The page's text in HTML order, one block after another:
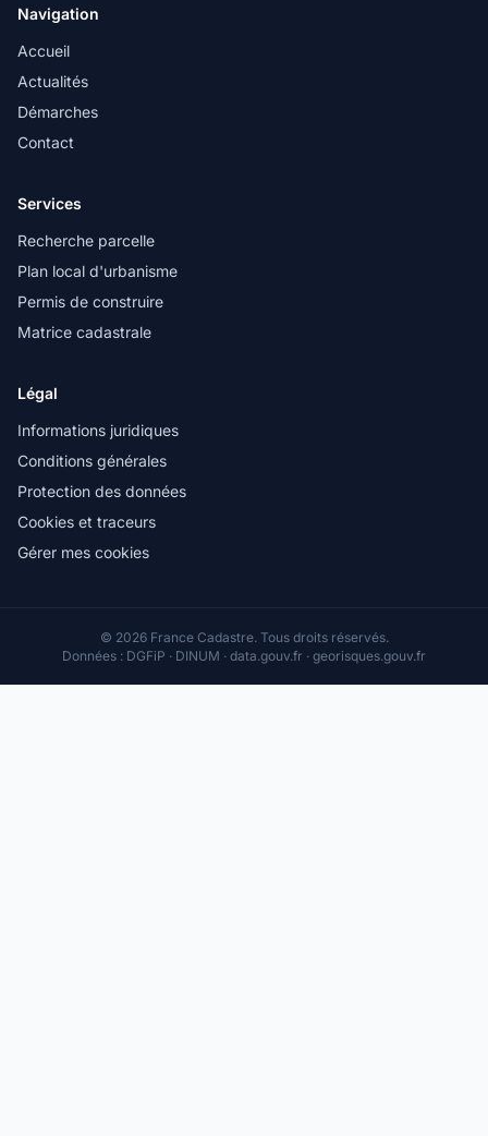
Navigation
Accueil
Actualités
Démarches
Contact
Services
Recherche parcelle
Plan local d'urbanisme
Permis de construire
Matrice cadastrale
Légal
Informations juridiques
Conditions générales
Protection des données
Cookies et traceurs
Gérer mes cookies
© 2026 France Cadastre. Tous droits réservés.
Données : DGFiP · DINUM · data.gouv.fr · georisques.gouv.fr